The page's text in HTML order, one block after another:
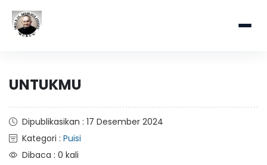
UNTUKMU
Dipublikasikan : 17 Desember 2024
Kategori : Puisi
Dibaca : 0 kali